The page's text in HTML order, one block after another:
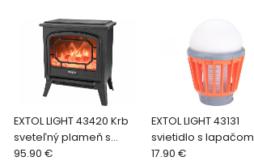
EXTOL LIGHT 43420 Krb
sveteľný plameň s
vyhrievaním 1,8kW
95.90 €
EXTOL LIGHT 43131
svietidlo s lapačom
komárov
17.90 €